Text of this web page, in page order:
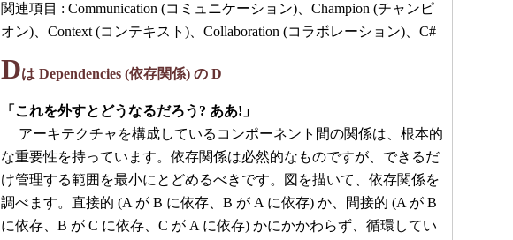
関連項目 : Communication (コミュニケーション)、Champion (チャンピ
オン)、Context (コンテキスト)、Collaboration (コラボレーション)、C#
Dは Dependencies (依存関係) の D
「これを外すとどうなるだろう? ああ!」
アーキテクチャを構成しているコンポーネント間の関係は、根本的
な重要性を持っています。依存関係は必然的なものですが、できるだ
け管理する範囲を最小にとどめるべきです。図を描いて、依存関係を
調べます。直接的 (A が B に依存、B が A に依存) か、間接的 (A が B
に依存、B が C に依存、C が A に依存) かにかかわらず、循環してい